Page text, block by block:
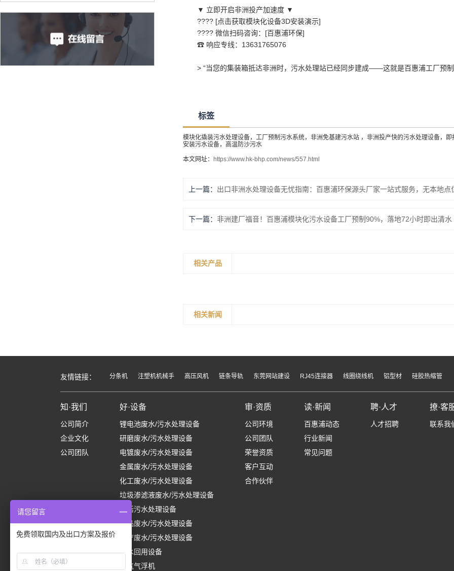
▼ 立即开启非洲投产加速度 ▼
???? [点击获取模块化设备3D安装演示]
???? 微信扫码咨询：[百惠浦环保]
☎ 响应专线：13631765076
> “当您的集装箱抵达非洲时，污水处理站已经同步建成——这就是百惠浦工厂预
标签
模块化撬装污水处理设备，工厂预制污水系统，非洲免基建污水站 ，非洲投产快的污水处理设备，
安装污水设备，高温防沙污水
本文网址： https://www.hk-bhp.com/news/557.html
上一篇： 出口非洲水处理设备无忧指南：百惠浦环保源头厂家一站式服务，无本地点
下一篇： 非洲建厂福音！百惠浦模块化污水设备工厂预制90%，落地72小时即出清水
相关产品
相关新闻
友情链接： 分条机 注塑机机械手 高压风机 链条导轨 东莞网站建设 RJ45连接器 线圈绕线机 铝型材 硅胶热缩管
知·我们
公司简介
企业文化
公司团队
好·设备
锂电池废水/污水处理设备
研磨废水/污水处理设备
电镀废水/污水处理设备
金属废水/污水处理设备
化工废水/污水处理设备
垃圾渗滤液废水/污水处理设备
生活污水处理设备
食品废水/污水处理设备
医疗废水/污水处理设备
中水回用设备
溶气气浮机
审·资质
公司环境
公司团队
荣誉资质
客户互动
合作伙伴
读·新闻
百惠浦动态
行业新闻
常见问题
聘·人才
人才招聘
撩·客
联系我
请您留言
免费领取国内及出口方案及报价